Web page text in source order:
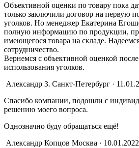
Объективной оценки по товару пока
только заключили договор на первую
уголков. Но менеджер Екатерина
полную информацию по продукции,
имеющегося товара на складе.
сотрудничество.
Вернемся с объективной оценкой
использования уголков.
Александр З. Санкт-Петербург ·
Спасибо компании, подошли с
решению моего вопроса.
Однозначно буду обращаться ещё!
Александр Копцов Москва · 10.01.2022